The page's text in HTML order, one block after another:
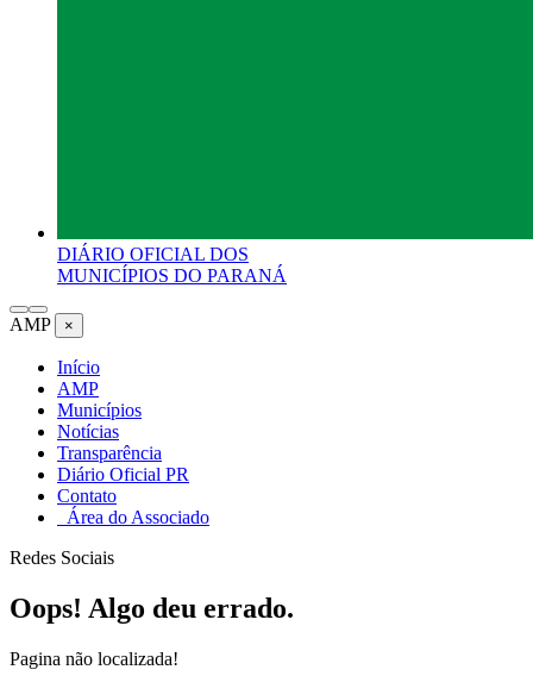
DIÁRIO OFICIAL DOS
MUNICÍPIOS DO PARANÁ
AMP ×
Início
AMP
Municípios
Notícias
Transparência
Diário Oficial PR
Contato
Área do Associado
Redes Sociais
Oops! Algo deu errado.
Pagina não localizada!